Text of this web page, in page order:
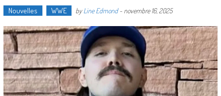
Nouvelles WWE byLine Edmond- novembre 16, 2025